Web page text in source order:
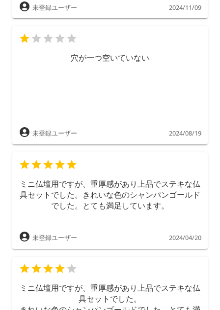
未登録ユーザー 2024/11/09
穴が一つ空いていない
未登録ユーザー 2024/08/19
ミニ仏壇用ですが、重厚感があり上品でステキな仏
具セットでした。きれいな色のシャンパンゴールド
でした。とても満足しています。
未登録ユーザー 2024/04/20
ミニ仏壇用ですが、重厚感があり上品でステキな仏
具セットでした。